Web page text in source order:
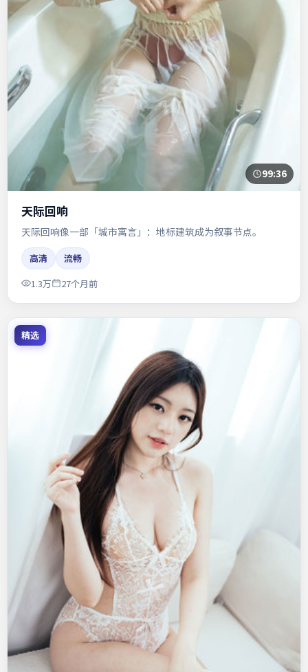
99:36
天际回响
天际回响像一部「城市寓言」：地标建筑成为叙事节点。
高清
流畅
1.3万
27个月前
精选